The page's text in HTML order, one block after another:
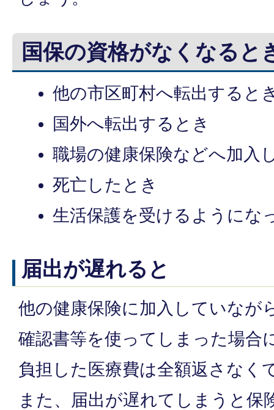
国保の資格がなくなると
他の市区町村へ転出すると
国外へ転出するとき
職場の健康保険などへ加入
死亡したとき
生活保護を受けるようにな
届出が遅れると
他の健康保険に加入していなが
確認書等を使ってしまった場合
負担した医療費は全額返さなく
また、届出が遅れてしまうと保